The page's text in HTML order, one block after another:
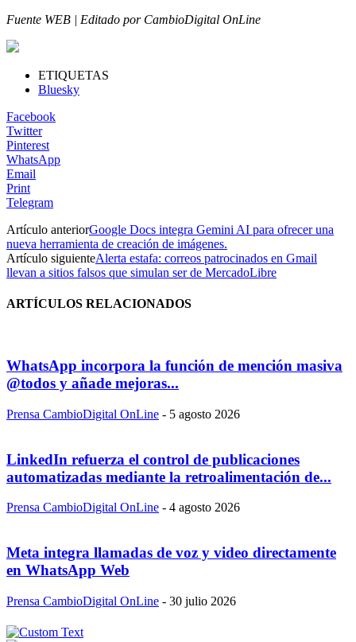
Fuente WEB | Editado por CambioDigital OnLine
ETIQUETAS
Bluesky
Facebook
Twitter
Pinterest
WhatsApp
Email
Print
Telegram
Artículo anteriorGoogle Docs integra Gemini AI para ofrecer una
nueva herramienta de creación de imágenes.
Artículo siguienteAlerta estafa: correos patrocinados en Gmail
llevan a sitios falsos que simulan ser de MercadoLibre
ARTÍCULOS RELACIONADOS
WhatsApp incorpora la función de mención masiva
@todos y añade mejoras...
Prensa CambioDigital OnLine - 5 agosto 2026
LinkedIn refuerza el control de publicaciones
automatizadas mediante la retroalimentación de...
Prensa CambioDigital OnLine - 4 agosto 2026
Meta integra llamadas de voz y video directamente
en WhatsApp Web
Prensa CambioDigital OnLine - 30 julio 2026